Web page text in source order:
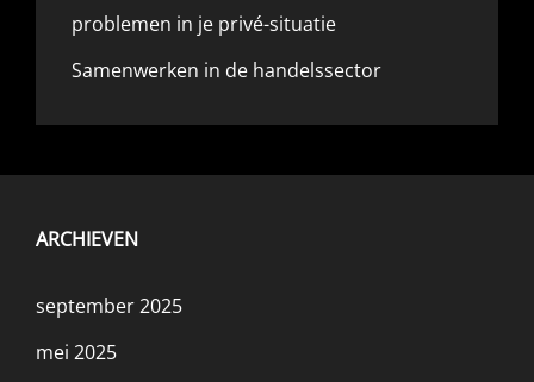
problemen in je privé-situatie
Samenwerken in de handelssector
ARCHIEVEN
september 2025
mei 2025